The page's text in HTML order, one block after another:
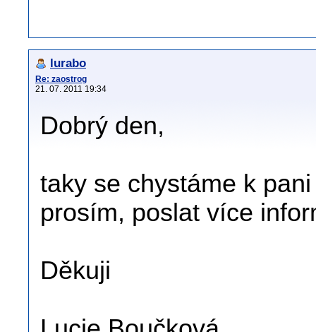
lurabo
Re: zaostrog
21. 07. 2011 19:34
Dobrý den,
taky se chystáme k
prosím, poslat více
Děkuji